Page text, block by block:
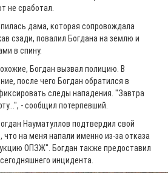
не сработал.
дама, которая сопровождала
сзади, повалил Богдана на землю и
в спину.
Богдан вызвал полицию. В
после чего Богдан обратился в
следы нападения. "Завтра
- сообщил потерпевший.
Науматуллов подтвердил свой
что на меня напали именно из-за отказа
ОПЗЖ". Богдан также предоставил
инцидента.